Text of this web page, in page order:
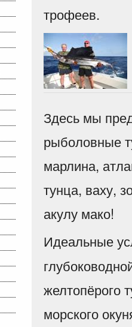
трофеев.
Здесь мы
рыболовные
марлина,
тунца, ваху,
акулу мако!
Идеальные
желтопёрого
морского